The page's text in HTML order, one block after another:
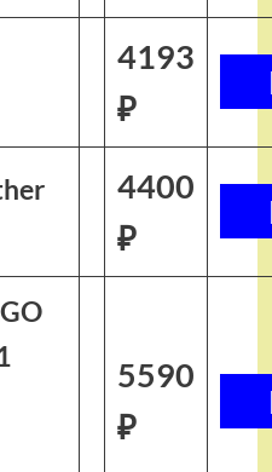
4193
₽
4400
₽
5590
₽